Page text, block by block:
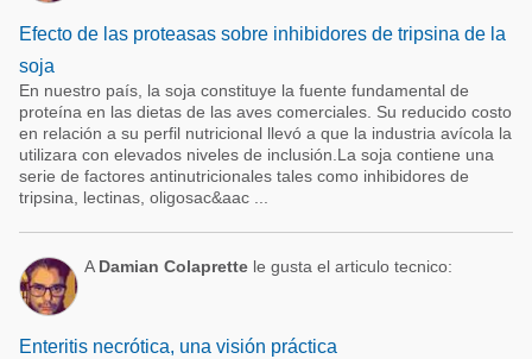
Efecto de las proteasas sobre inhibidores de tripsina de la
soja
En nuestro país, la soja constituye la fuente fundamental de
proteína en las dietas de las aves comerciales. Su reducido costo
en relación a su perfil nutricional llevó a que la industria avícola la
utilizara con elevados niveles de inclusión.La soja contiene una
serie de factores antinutricionales tales como inhibidores de
tripsina, lectinas, oligosac&aac ...
A Damian Colaprette le gusta el articulo tecnico:
Enteritis necrótica, una visión práctica